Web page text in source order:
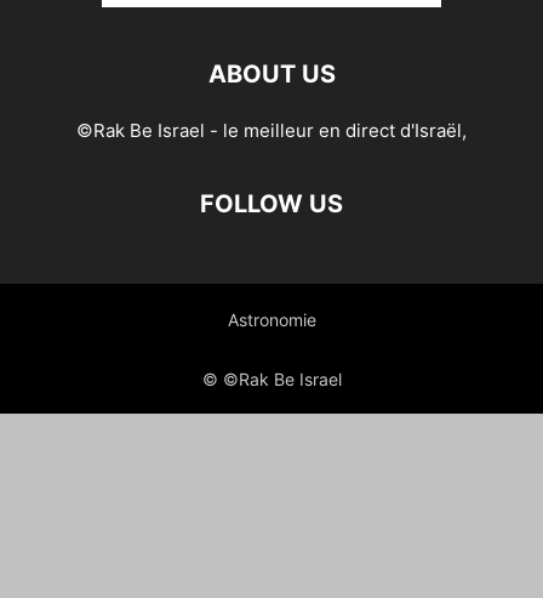
ABOUT US
©Rak Be Israel - le meilleur en direct d'Israël,
FOLLOW US
Astronomie
© ©Rak Be Israel